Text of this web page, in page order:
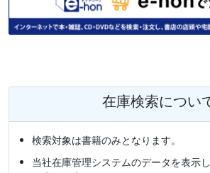
在庫検索につい
検索対象は書籍のみとなります。
当社在庫管理システムのデータを表示